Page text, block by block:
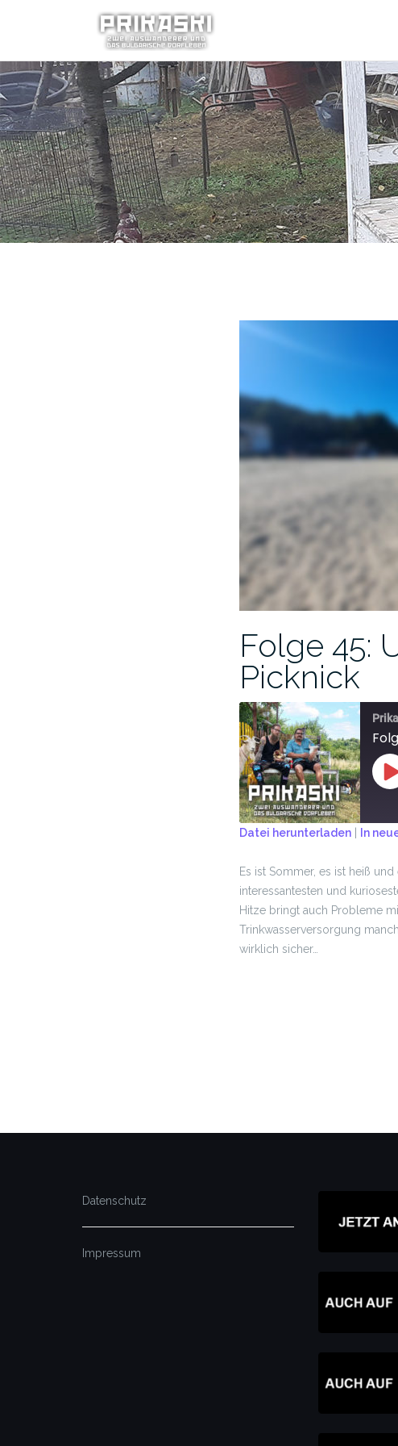
Folge 45:
Picknick
RSS FEED
LINK
EMBED
Datei herunterladen | In
Es ist Sommer, es ist heiß
interessantesten und
Hitze bringt auch Probleme
Trinkwasserversorgung
wirklich sicher…
Datenschutz
Impressum